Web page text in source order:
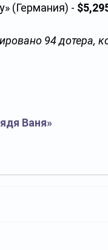
(Германия) -
94 дотера,
Ваня»